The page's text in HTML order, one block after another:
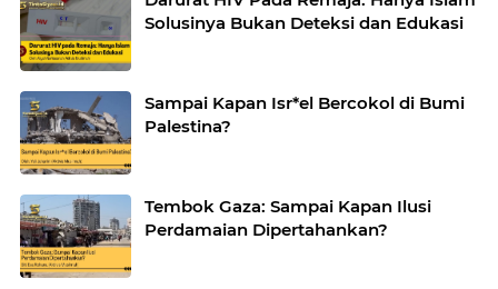
Solusinya Bukan Deteksi dan Edukasi
Sampai Kapan Isr*el Bercokol di Bumi
Palestina?
Tembok Gaza: Sampai Kapan Ilusi
Perdamaian Dipertahankan?